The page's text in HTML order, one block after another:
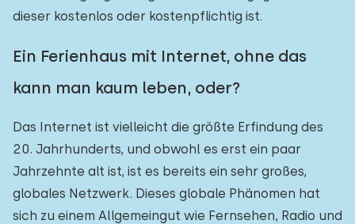
dieser kostenlos oder kostenpflichtig ist.
Ein Ferienhaus mit Internet, ohne das
kann man kaum leben, oder?
Das Internet ist vielleicht die größte Erfindung des
20. Jahrhunderts, und obwohl es erst ein paar
Jahrzehnte alt ist, ist es bereits ein sehr großes,
globales Netzwerk. Dieses globale Phänomen hat
sich zu einem Allgemeingut wie Fernsehen, Radio und